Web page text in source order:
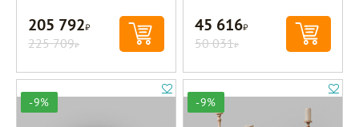
205 792Р
225 709Р
45 616Р
50 031Р
-9% -9%